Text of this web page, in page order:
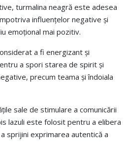
turmalina neagră este adesea
influențelor negative și
emoțional mai pozitiv.
a fi energizant și
a spori starea de spirit și
precum teama și îndoiala
sale de stimulare a comunicării
lazuli este folosit pentru a elibera
sprijini exprimarea autentică a